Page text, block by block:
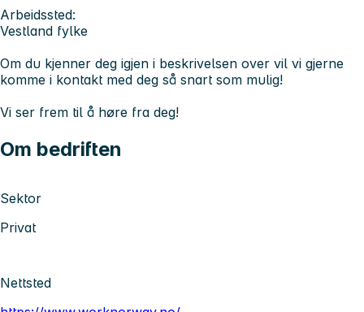
Arbeidssted:
Vestland fylke
Om du kjenner deg igjen i beskrivelsen over vil vi gjerne
komme i kontakt med deg så snart som mulig!
Vi ser frem til å høre fra deg!
Om bedriften
Sektor
Privat
Nettsted